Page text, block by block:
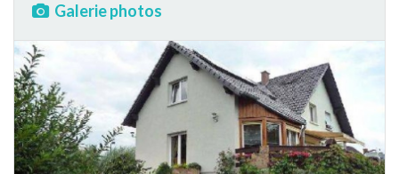
Galerie photos